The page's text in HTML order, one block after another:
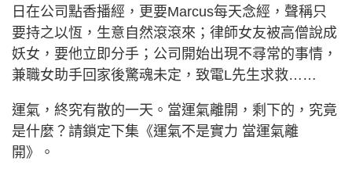
日在公司點香播經，更要Marcus每天念經，聲稱只
要持之以恆，生意自然滾滾來；律師女友被高僧說成
妖女，要他立即分手；公司開始出現不尋常的事情，
兼職女助手回家後驚魂未定，致電L先生求救……
運氣，終究有散的一天。當運氣離開，剩下的，究竟
是什麼？請鎖定下集《運氣不是實力 當運氣離
開》。